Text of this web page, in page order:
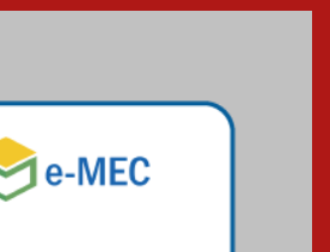
Mackenzie mobiliza campanha
solidária para apoiar famílias em
Minas Gerais